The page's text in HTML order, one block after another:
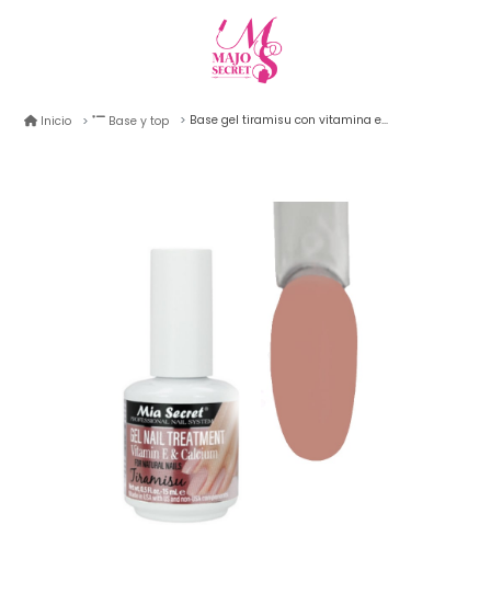
Inicio Base y top Base gel tiramisu con vitamina e y calcio mia secret 15ml